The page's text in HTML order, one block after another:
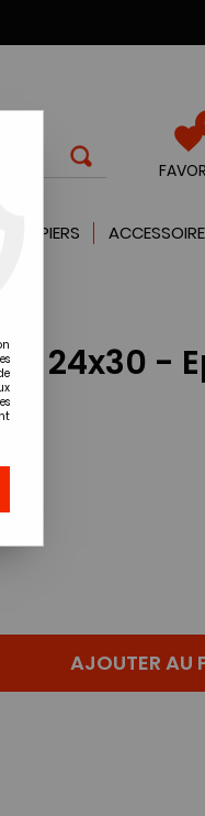
PAPIERS
24x30 -
!
AJOUTER AU